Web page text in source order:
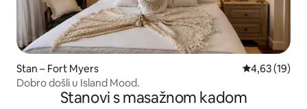
Stan – Fort Myers Prosječna
4,63 (19)
Dobro došli u Island Mood.
Stanovi s masažnom kadom